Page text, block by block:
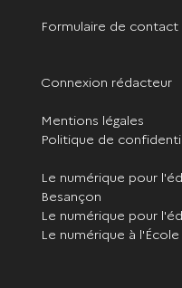
Formulaire de contact
Connexion rédacteur
Mentions légales
Politique de
Le numérique pour
Besançon
Le numérique pour
Le numérique à l'École